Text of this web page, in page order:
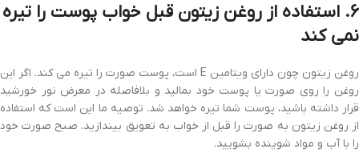
۶. استفاده از روغن زیتون قبل خواب پوست را تیره
نمی کند
روغن زیتون چون دارای ویتامین E است، پوست صورت را تیره می کند. اگر این
روغن را روی صورت یا پوست خود بمالید و بلافاصله در معرض نور خورشید
قرار داشته باشید، پوست شما تیره خواهد شد. توصیه ما این است که استفاده
از روغن زیتون به صورت را قبل از خواب به تعویق بیندازید. صبح صورت خود
را با آب و مواد شوینده بشویید.